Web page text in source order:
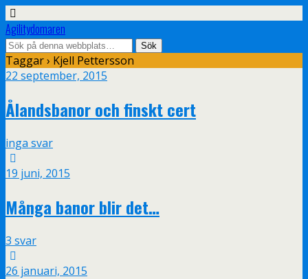
Agilitydomaren
Taggar › Kjell Pettersson
22 september, 2015
Ålandsbanor och finskt cert
inga svar
19 juni, 2015
Många banor blir det…
3 svar
26 januari, 2015